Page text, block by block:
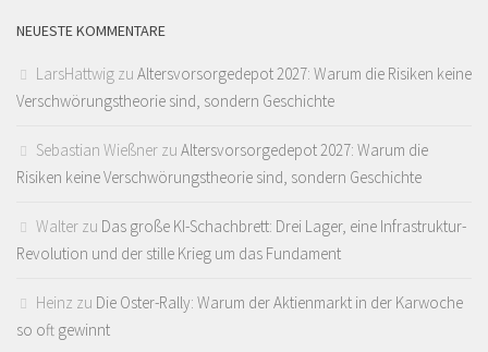
NEUESTE KOMMENTARE
LarsHattwig zu Altersvorsorgedepot 2027: Warum die Risiken keine
Verschwörungstheorie sind, sondern Geschichte
Sebastian Wießner zu Altersvorsorgedepot 2027: Warum die
Risiken keine Verschwörungstheorie sind, sondern Geschichte
Walter zu Das große KI-Schachbrett: Drei Lager, eine Infrastruktur-
Revolution und der stille Krieg um das Fundament
Heinz zu Die Oster-Rally: Warum der Aktienmarkt in der Karwoche
so oft gewinnt